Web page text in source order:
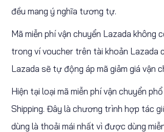
đều mang ý nghĩa tương tự.
Mã miễn phí vận chuyển Lazada không
trong ví voucher trên tài khoản Lazada
Lazada sẽ tự động áp mã giảm giá vận
Hiện tại loại mã miễn phí vận chuyển
Shipping. Đây là chương trình hợp tác
dùng là thoải mái nhất vì được dùng